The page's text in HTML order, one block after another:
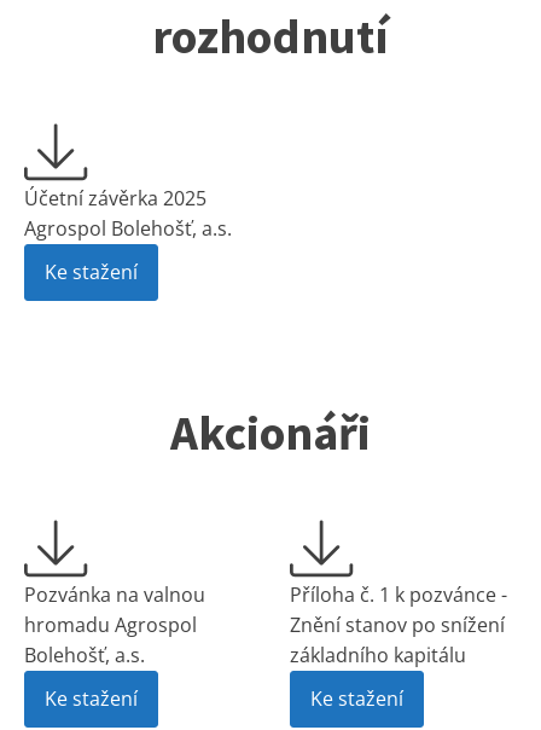
rozhodnutí
Účetní závěrka 2025
Agrospol Bolehošť, a.s.
Ke stažení
Akcionáři
Pozvánka na valnou
hromadu Agrospol
Bolehošť, a.s.
Ke stažení
Příloha č. 1 k pozvánce -
Znění stanov po snížení
základního kapitálu
Ke stažení